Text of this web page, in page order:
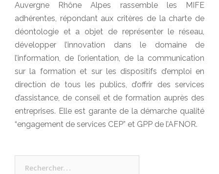
Auvergne Rhône Alpes rassemble les MIFE
adhérentes, répondant aux critères de la charte de
déontologie et a objet de représenter le réseau,
développer l’innovation dans le domaine de
l’information, de l’orientation, de la communication
sur la formation et sur les dispositifs d’emploi en
direction de tous les publics, d’offrir des services
d’assistance, de conseil et de formation auprès des
entreprises. Elle est garante de la démarche qualité
“engagement de services CEP” et GPP de l’AFNOR.